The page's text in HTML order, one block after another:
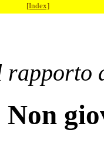
[Index]
rapporto
Non